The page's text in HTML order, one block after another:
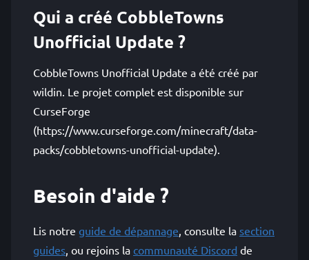
Qui a créé CobbleTowns
Unofficial Update ?
CobbleTowns Unofficial Update a été créé par
wildin. Le projet complet est disponible sur
CurseForge
(https://www.curseforge.com/minecraft/data-
packs/cobbletowns-unofficial-update).
Besoin d'aide ?
Lis notre guide de dépannage, consulte la section
guides, ou rejoins la communauté Discord de